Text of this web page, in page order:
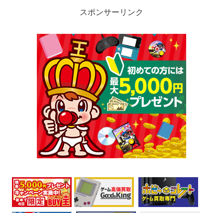
スポンサーリンク